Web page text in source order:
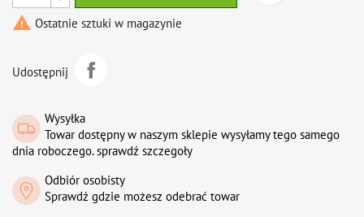
 Ostatnie sztuki w magazynie
Udostępnij
Wysyłka
Towar dostępny w naszym sklepie wysyłamy tego samego
dnia roboczego. sprawdź szczegoły
Odbiór osobisty
Sprawdź gdzie możesz odebrać towar